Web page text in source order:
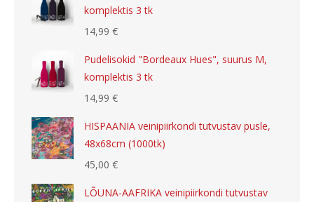
komplektis 3 tk
14,99 €
Pudelisokid "Bordeaux Hues", suurus M,
komplektis 3 tk
14,99 €
HISPAANIA veinipiirkondi tutvustav pusle,
48x68cm (1000tk)
45,00 €
LÕUNA-AAFRIKA veinipiirkondi tutvustav